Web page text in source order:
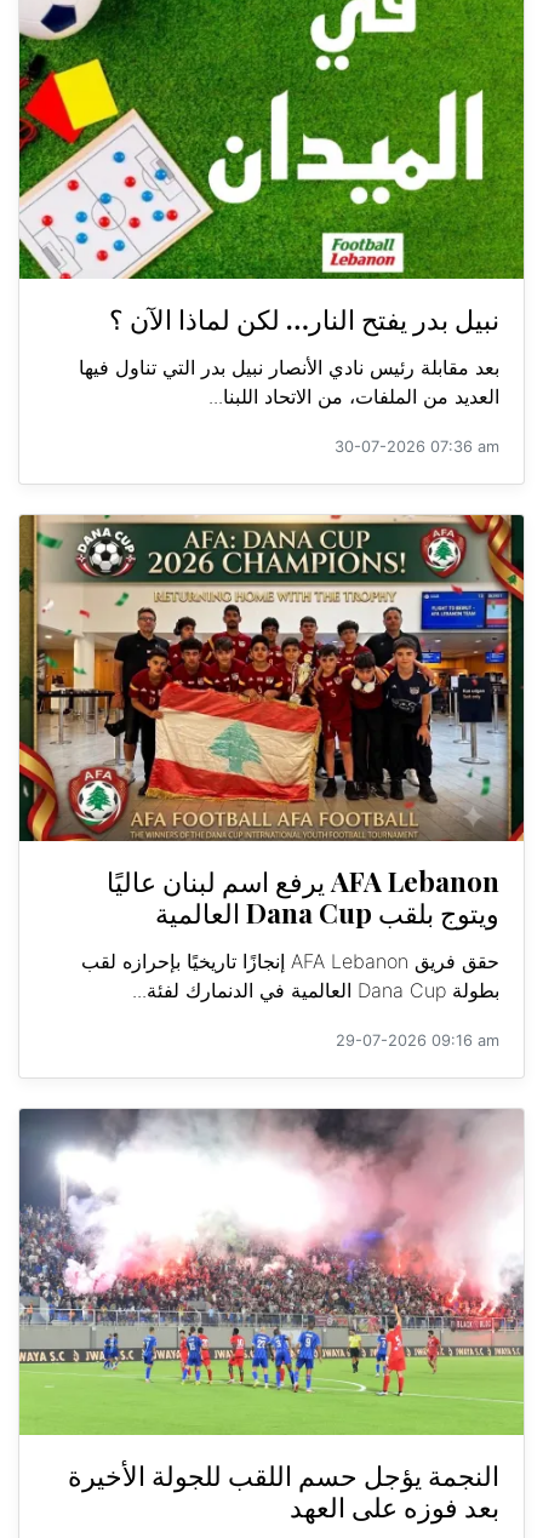
نبيل بدر يفتح النار… لكن لماذا الآن ؟
بعد مقابلة رئيس نادي الأنصار نبيل بدر التي تناول فيها
العديد من الملفات، من الاتحاد اللبنا...
30-07-2026 07:36 am
AFA Lebanon يرفع اسم لبنان عاليًا
ويتوج بلقب Dana Cup العالمية
حقق فريق AFA Lebanon إنجازًا تاريخيًا بإحرازه لقب
بطولة Dana Cup العالمية في الدنمارك لفئة...
29-07-2026 09:16 am
النجمة يؤجل حسم اللقب للجولة الأخيرة
بعد فوزه على العهد